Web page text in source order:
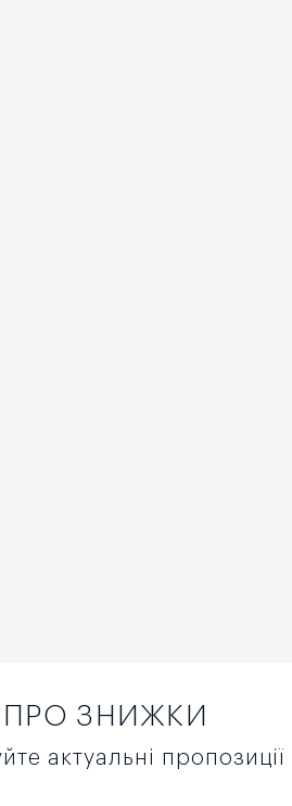
ПРО ЗНИЖКИ
актуальні пропозиції